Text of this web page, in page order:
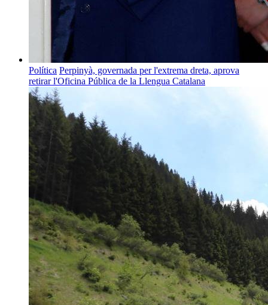
Política Perpinyà, governada per l'extrema dreta, aprova
retirar l'Oficina Pública de la Llengua Catalana